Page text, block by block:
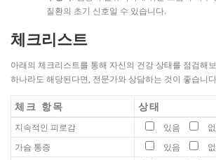
질환의 초기 신호일 수 있습니다.
체크리스트
아래의 체크리스트를 통해 자신의 건강 상태를 점검해
하나라도 해당된다면, 전문가와 상담하는 것이 좋습니
체크 항목 상태
지속적인 피로감 있음
가슴 통증
있음